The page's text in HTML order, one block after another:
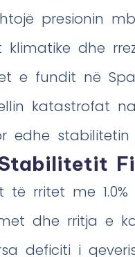
presionin
klimatike dhe
e fundit në
katastrofat
edhe stabilitetin
rritet me 1.0%
dhe rritja e
deficiti i